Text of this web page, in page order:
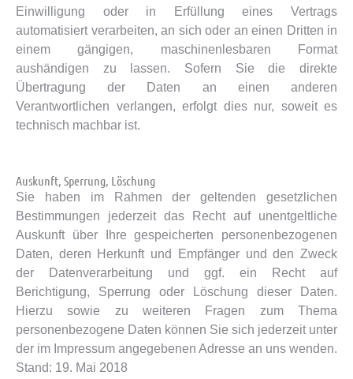
Einwilligung oder in Erfüllung eines Vertrags
automatisiert verarbeiten, an sich oder an einen Dritten in
einem gängigen, maschinenlesbaren Format
aushändigen zu lassen. Sofern Sie die direkte
Übertragung der Daten an einen anderen
Verantwortlichen verlangen, erfolgt dies nur, soweit es
technisch machbar ist.
Auskunft, Sperrung, Löschung
Sie haben im Rahmen der geltenden gesetzlichen
Bestimmungen jederzeit das Recht auf unentgeltliche
Auskunft über Ihre gespeicherten personenbezogenen
Daten, deren Herkunft und Empfänger und den Zweck
der Datenverarbeitung und ggf. ein Recht auf
Berichtigung, Sperrung oder Löschung dieser Daten.
Hierzu sowie zu weiteren Fragen zum Thema
personenbezogene Daten können Sie sich jederzeit unter
der im Impressum angegebenen Adresse an uns wenden.
Stand: 19. Mai 2018